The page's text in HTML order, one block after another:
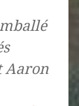
Aaron